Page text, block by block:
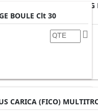
EBBINGEI
175
vous devez vous
BOULE Clt 30
Clt 65 H.120/130
CARICA (FICO)